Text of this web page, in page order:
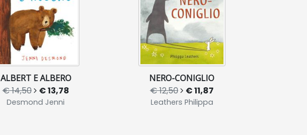
ALBERT E ALBERO
€ 14,50 € 13,78
Desmond Jenni
NERO-CONIGLIO
€ 12,50 € 11,87
Leathers Philippa